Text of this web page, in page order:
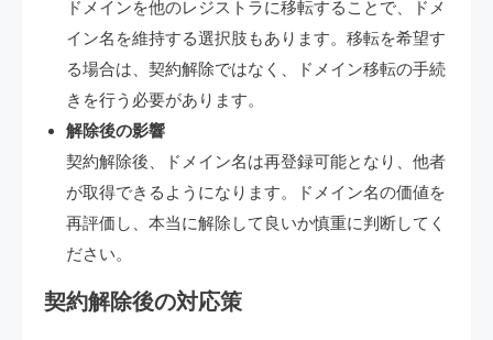
ドメインを他のレジストラに移転することで、ドメ
イン名を維持する選択肢もあります。移転を希望す
る場合は、契約解除ではなく、ドメイン移転の手続
きを行う必要があります。
解除後の影響
契約解除後、ドメイン名は再登録可能となり、他者
が取得できるようになります。ドメイン名の価値を
再評価し、本当に解除して良いか慎重に判断してく
ださい。
契約解除後の対応策